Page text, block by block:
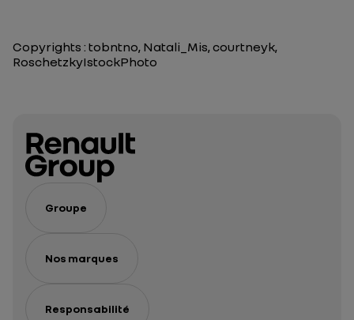
Copyrights : tobntno, Natali_Mis, courtneyk,
RoschetzkyIstockPhoto
Groupe
Nos marques
Responsabilité